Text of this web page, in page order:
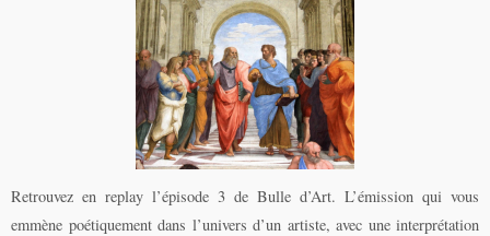
Retrouvez en replay l’épisode 3 de Bulle d’Art. L’émission qui vous
emmène poétiquement dans l’univers d’un artiste, avec une interprétation